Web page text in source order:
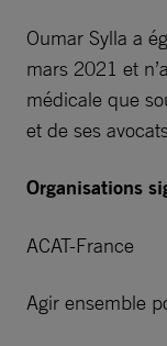
Oumar Sylla a
mars 2021 et
médicale que
et de ses
Organisations
ACAT-France
Agir ensemble